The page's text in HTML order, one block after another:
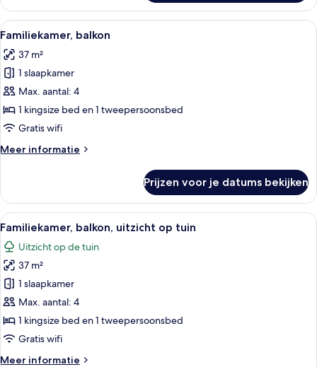
balkon,
uitzicht
op
Alle
foto's
voor
Familiekamer,
balkon
laden
Hotelkamer met een bed,
3
Familiekamer, balkon
37 m²
1 slaapkamer
Max. aantal: 4
1 kingsize bed en 1 tweepersoonsbed
Gratis wifi
Meer informatie
Meer
balkon
Prijzen voor je datums bekijken
Alle
foto's
voor
Familiekamer,
balkon,
uitzicht
op
tuin
Hotelkamer met een bed,
2
Familiekamer, balkon, uitzicht op tuin
Uitzicht op de tuin
37 m²
1 slaapkamer
Max. aantal: 4
1 kingsize bed en 1 tweepersoonsbed
Gratis wifi
Meer informatie
Meer